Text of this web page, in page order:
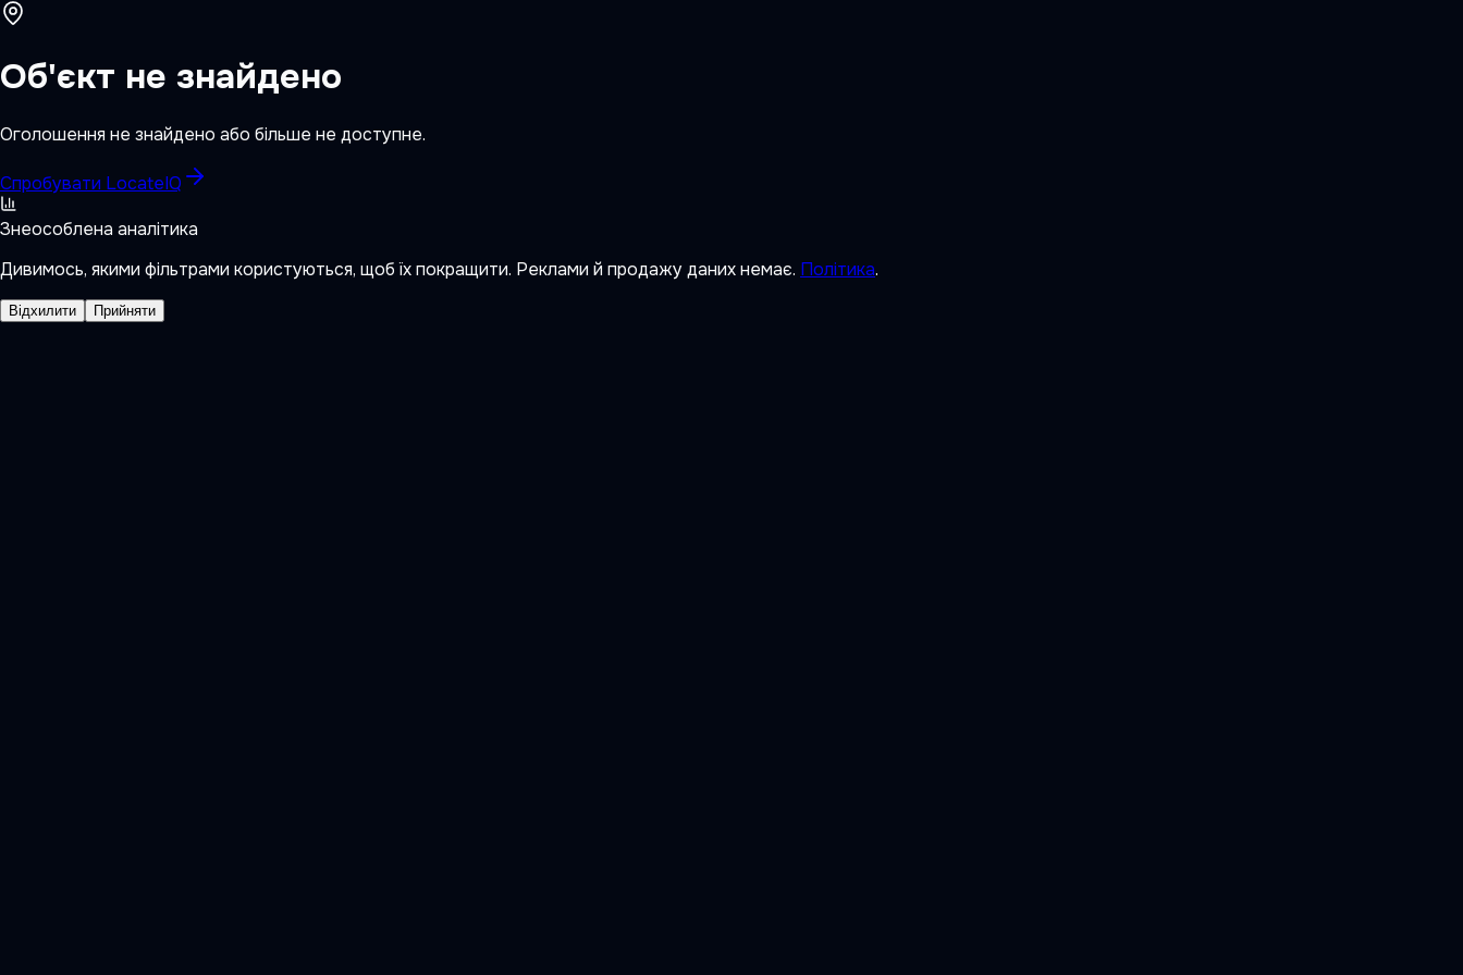
Об'єкт не знайдено
Оголошення не знайдено або більше не доступне.
Спробувати LocateIQ
Знеособлена аналітика
Дивимось, якими фільтрами користуються, щоб їх покращити. Реклами й продажу даних немає. Політика.
Відхилити Прийняти